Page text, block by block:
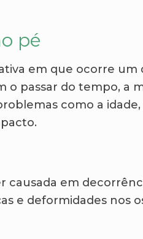
pé
em que ocorre um
o passar do tempo, a
como a
causada em
e deformidades nos